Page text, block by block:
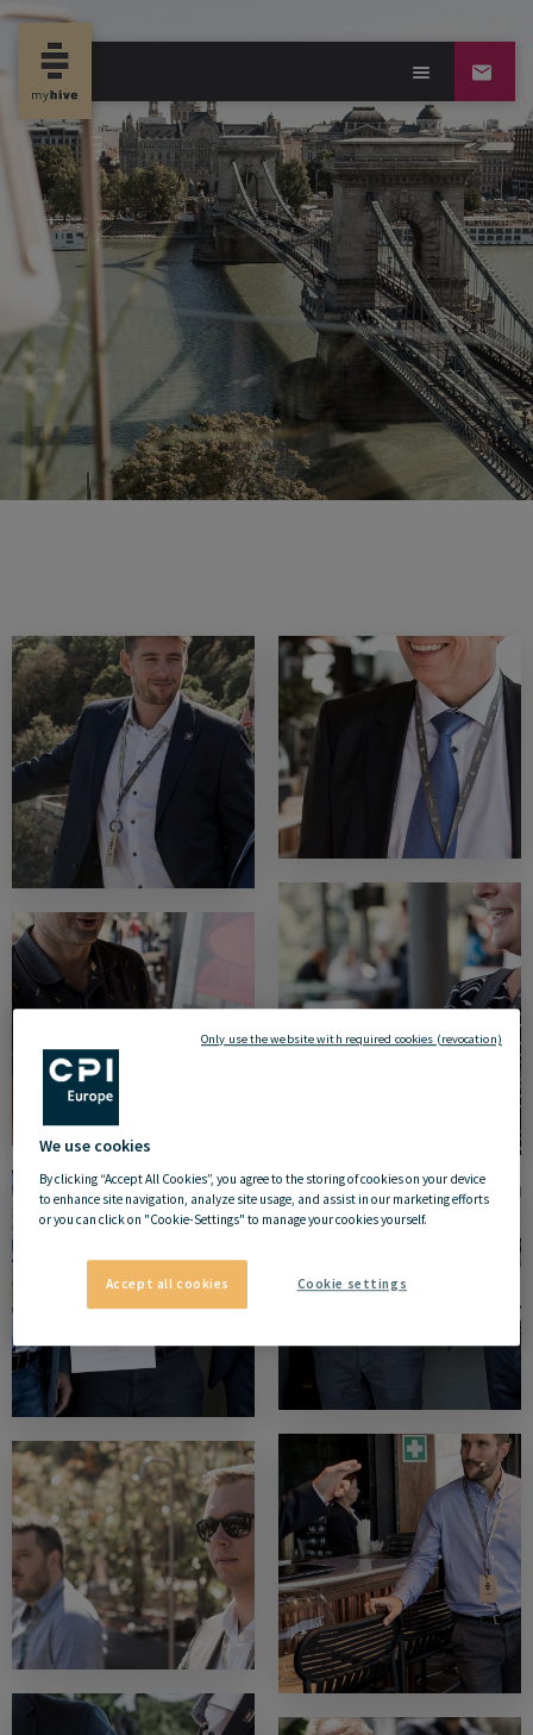
new propertynews
18.09.2019
We use cookies
By clicking “Accept All Cookies”, you agree to the storing of cookies on your device
to enhance site navigation, analyze site usage, and assist in our marketing efforts
or you can click on "Cookie-Settings" to manage your cookies yourself.
Accept all cookies Cookie settings
Only use the website with required cookies (revocation)